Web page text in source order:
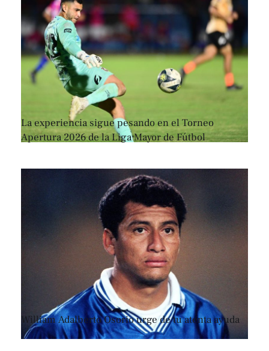
La experiencia sigue pesando en el Torneo
Apertura 2026 de la Liga Mayor de Fútbol
William Adalberto Osorio urge de tu atenta ayuda